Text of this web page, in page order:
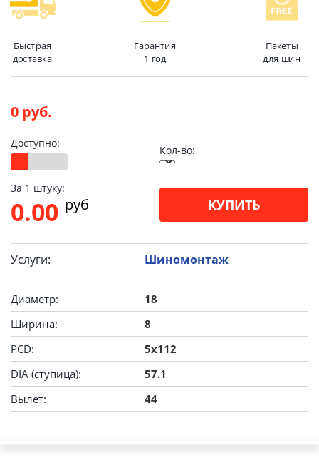
Быстрая
доставка
Гарантия
1 год
Пакеты
для шин
0 руб.
Доступно:
Кол-во:
За 1 штуку:
0.00 pуб КУПИТЬ
Услуги: Шиномонтаж
Диаметр:
18
Ширина:
8
PCD:
5x112
DIA (ступица):
57.1
Вылет:
44